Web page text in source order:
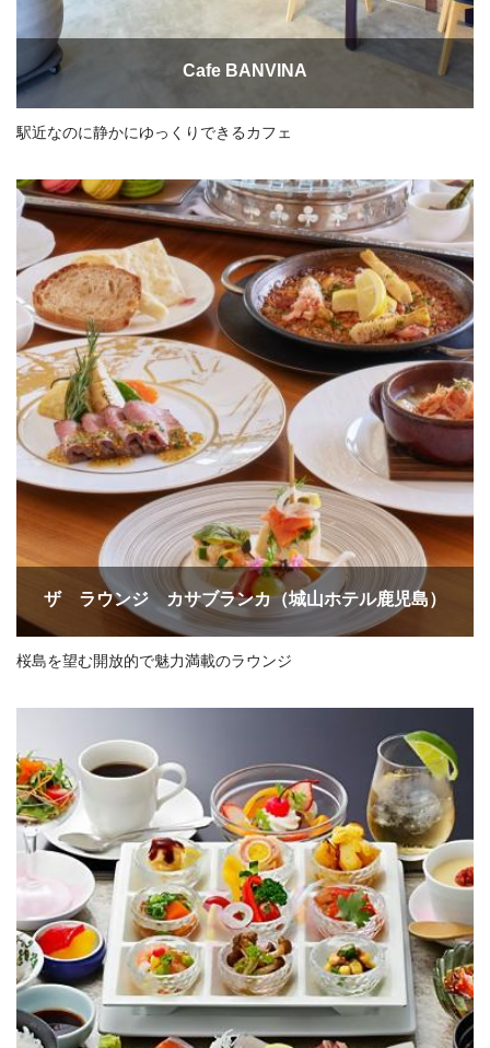
Cafe BANVINA
駅近なのに静かにゆっくりできるカフェ
ザ ラウンジ カサブランカ（城山ホテル鹿児島）
桜島を望む開放的で魅力満載のラウンジ